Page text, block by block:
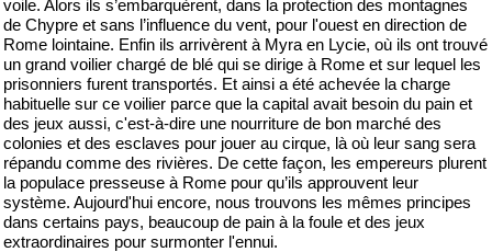
voile. Alors ils s’embarquèrent, dans la protection des montagnes
de Chypre et sans l’influence du vent, pour l'ouest en direction de
Rome lointaine. Enfin ils arrivèrent à Myra en Lycie, où ils ont trouvé
un grand voilier chargé de blé qui se dirige à Rome et sur lequel les
prisonniers furent transportés. Et ainsi a été achevée la charge
habituelle sur ce voilier parce que la capital avait besoin du pain et
des jeux aussi, c'est-à-dire une nourriture de bon marché des
colonies et des esclaves pour jouer au cirque, là où leur sang sera
répandu comme des rivières. De cette façon, les empereurs plurent
la populace presseuse à Rome pour qu’ils approuvent leur
système. Aujourd'hui encore, nous trouvons les mêmes principes
dans certains pays, beaucoup de pain à la foule et des jeux
extraordinaires pour surmonter l'ennui.